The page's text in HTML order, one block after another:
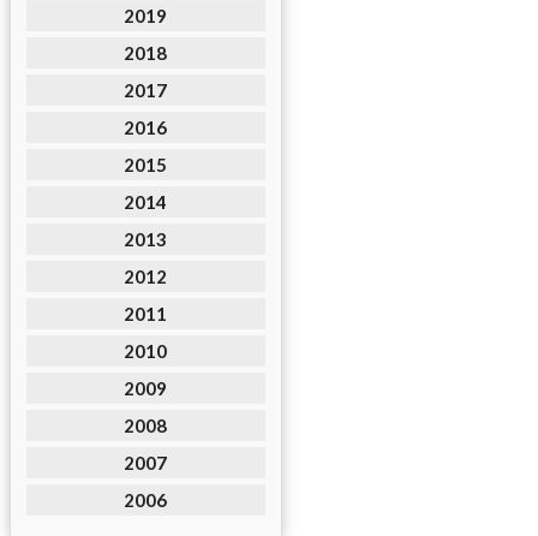
2019
2018
2017
2016
2015
2014
2013
2012
2011
2010
2009
2008
2007
2006